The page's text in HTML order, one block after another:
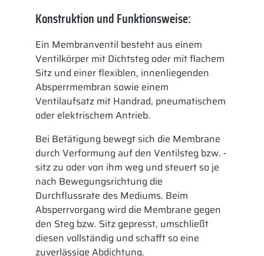
Konstruktion und Funktionsweise:
Ein Membranventil besteht aus einem
Ventilkörper mit Dichtsteg oder mit flachem
Sitz und einer flexiblen, innenliegenden
Absperrmembran sowie einem
Ventilaufsatz mit Handrad, pneumatischem
oder elektrischem Antrieb.
Bei Betätigung bewegt sich die Membrane
durch Verformung auf den Ventilsteg bzw. -
sitz zu oder von ihm weg und steuert so je
nach Bewegungsrichtung die
Durchflussrate des Mediums. Beim
Absperrvorgang wird die Membrane gegen
den Steg bzw. Sitz gepresst, umschließt
diesen vollständig und schafft so eine
zuverlässige Abdichtung.